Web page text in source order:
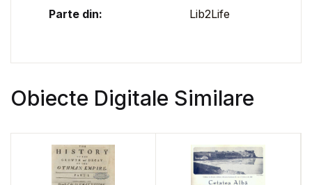
Parte din: Lib2Life
Obiecte Digitale Similare